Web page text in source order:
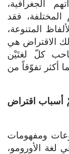
الجغرافية،
فقد
المتنوعة،
الاقتراض هي
كلّ لغتَيْن
أكثر تفوّقاً من
أسباب اقتراض
ومفهومات
الأورومو،